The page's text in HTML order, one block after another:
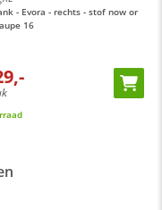
- Evora - rechts - stof now or
16